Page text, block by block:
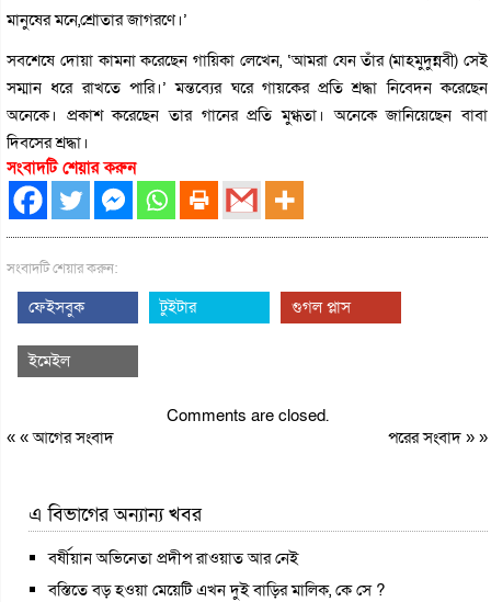
মানুষের মনে,শ্রোতার জাগরণে।’
সবশেষে দোয়া কামনা করেছেন গায়িকা লেখেন, ‘আমরা যেন তাঁর (মাহমুদুন্নবী) সেই
সম্মান ধরে রাখতে পারি।’ মন্তব্যের ঘরে গায়কের প্রতি শ্রদ্ধা নিবেদন করেছেন
অনেকে। প্রকাশ করেছেন তার গানের প্রতি মুগ্ধতা। অনেকে জানিয়েছেন বাবা
দিবসের শ্রদ্ধা।
সংবাদটি শেয়ার করুন
সংবাদটি শেয়ার করুন:
ফেইসবুক টুইটার গুগল প্লাস
ইমেইল
Comments are closed.
« «আগের সংবাদ পরের সংবাদ» »
এ বিভাগের অন্যান্য খবর
বর্ষীয়ান অভিনেতা প্রদীপ রাওয়াত আর নেই
বস্তিতে বড় হওয়া মেয়েটি এখন দুই বাড়ির মালিক, কে সে ?